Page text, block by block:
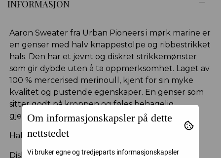
INFORMASJON
Aaron Sweater fra Urban Pioneers i mørk marine er
en genser med halv knappestolpe og ribbestrikket
hals. Den har et jevnt og diskret strikkemønster
som gir dybde uten å ta oppmerksomhet. Laget av
100 % mercerised merinoull, kjent for sin myke
kvalitet og pustende egenskaper. En genser som
sitter godt på kroppen og føles behagelig
gjennom hele dagen.
Halv knappestolpe med ribbestrikket hals
Diskret strikkemønster
Om informasjonskapsler på dette
nettstedet
Vi bruker egne og tredjeparts informasjonskapsler